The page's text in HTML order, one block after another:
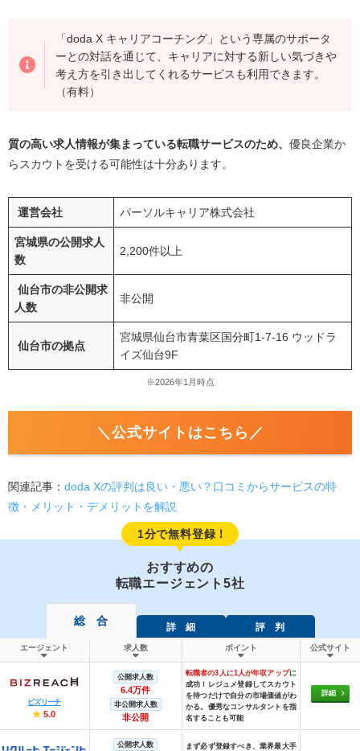
「doda X キャリアコーチング」という専属のサポータ
ーとの対話を通じて、キャリアに対する新しい気づきや
考え方を引き出してくれるサービスも利用できます。
（有料）
質の高い求人情報が集まっている転職サービスのため、 優良企業か
らスカウトを受ける可能性は十分あります。
運営会社 パーソルキャリア株式会社
宮城県の公開求人
数
2,200件以上
仙台市の非公開求
人数
非公開
仙台市の拠点
宮城県仙台市青葉区国分町1-7-16 ウッドラ
イズ仙台9F
※2026年1 月時点
＼公式サイトはこちら／
関連記事： doda Xの評判は良い・悪い？口コミからサービスの特
徴・メリット・デメリットを解説
1分で無料登録！
おすすめの
転職エージェント5社
総 合 詳 細 評 判
エージェント 求人数 ポイント 公式サイト
ビズリーチ
★ 5.0
公開求人数
6.4万件
非公開求人数
非公開
転職者の3人に1人が年収アップに
成功！レジュメ登録してスカウト
を待つだけで自分の市場価値がわ
かる。優秀なコンサルタントを指
名することも可能
詳細
公開求人数
まず必ず登録すべき、業界最大手